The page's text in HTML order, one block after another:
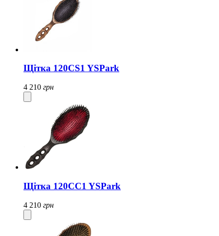
Щітка 120CS1 YSPark
4 210 грн
Щітка 120CC1 YSPark
4 210 грн